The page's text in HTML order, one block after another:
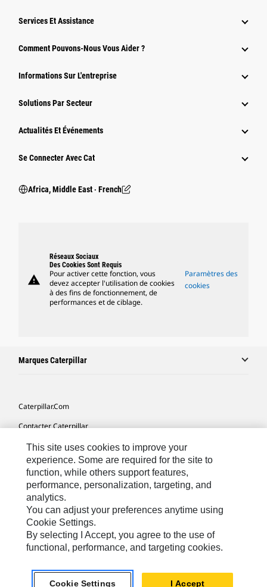
Services Et Assistance
Comment Pouvons-Nous Vous Aider ?
Informations Sur L'entreprise
Solutions Par Secteur
Actualités Et Événements
Se Connecter Avec Cat
Africa, Middle East ‧ French
warning
Réseaux Sociaux
Des Cookies Sont Requis
Pour activer cette fonction, vous
devez accepter l'utilisation de cookies
à des fins de fonctionnement, de
performances et de ciblage.
Paramètres des
cookies
Marques Caterpillar
Caterpillar.com
Contacter Caterpillar
Mes Préférences Marketing
Plan Du Site
Cookie Settings
Mentions Légales
Confidentialité
Africa, Middle East-French© 2026 Caterpillar. Tous droits réservés
This site uses cookies to improve your
experience. Some are required for the site to
function, while others support features,
performance, personalization, targeting, and
analytics.
You can adjust your preferences anytime using
Cookie Settings.
By selecting I Accept, you agree to the use of
functional, performance, and targeting cookies.
Cookie Settings I Accept